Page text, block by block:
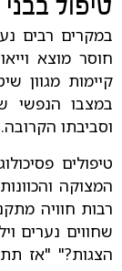
טיפול בבני
במקרים רבים
חוסר מוצא
קיימות מגוון
במצבו הנפשי
וסביבתו הקרובה.
טיפולים
המצוקה
רבות חוויה
שחווים נערים
הצגות?" "אז